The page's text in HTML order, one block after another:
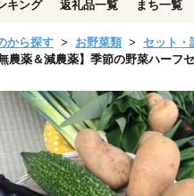
キング 返礼品一覧 まち一覧
から探す お野菜類
セット・
農薬＆減農薬】季節の野菜ハーフ